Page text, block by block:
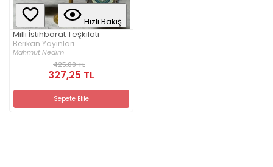
Hızlı Bakış
Milli İstihbarat Teşkilatı
Berikan Yayınları
Mahmut Nedim
425,00 TL
327,25 TL
Sepete Ekle